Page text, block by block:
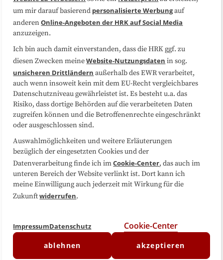
Datenschutzerklärung Impressum
Sitemap
Folgen Sie uns
um mir darauf basierend personalisierte Werbungauf
anderenOnline-Angeboten der HRK auf Social Media
anzuzeigen.
Ich bin auch damit einverstanden, dass die HRK ggf. zu
diesen Zwecken meineWebsite-Nutzungsdaten in sog.
unsicheren Drittländern außerhalb des EWR verarbeitet,
auch wenn insoweit kein mit dem EU-Recht vergleichbares
Datenschutzniveau gewährleistet ist. Es besteht u.a. das
Risiko, dass dortige Behörden auf die verarbeiteten Daten
zugreifen können und die Betroffenenrechte eingeschränkt
oder ausgeschlossen sind.
Auswahlmöglichkeiten und weitere Erläuterungen
bezüglich der eingesetzten Cookies und der
Datenverarbeitung finde ich imCookie-Center, das auch im
unteren Bereich der Website verlinkt ist. Dort kann ich
meine Einwilligung auch jederzeit mit Wirkung für die
Zukunftwiderrufen.
ImpressumDatenschutz Cookie-Center
ablehnen akzeptieren